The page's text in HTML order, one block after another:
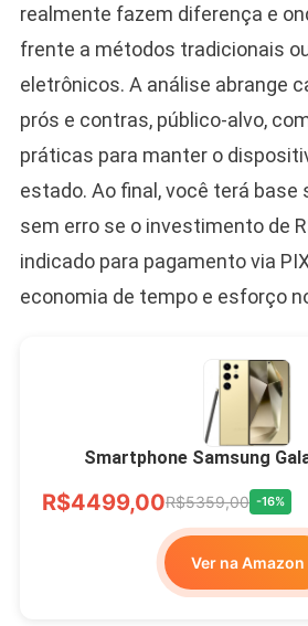
realmente fazem diferença e
frente a métodos tradicionais
eletrônicos. A análise abrange
prós e contras, público-alvo,
práticas para manter o
estado. Ao final, você terá base
sem erro se o investimento de
indicado para pagamento via
economia de tempo e esforço
Smartphone Samsung
R$4499,00R$5359,00 -16%
Ver na Amazon